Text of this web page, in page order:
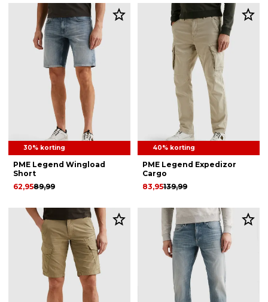
30% korting
PME Legend Wingload
Short
89,99
62,95
40% korting
PME Legend Expedizor
Cargo
139,99
83,95